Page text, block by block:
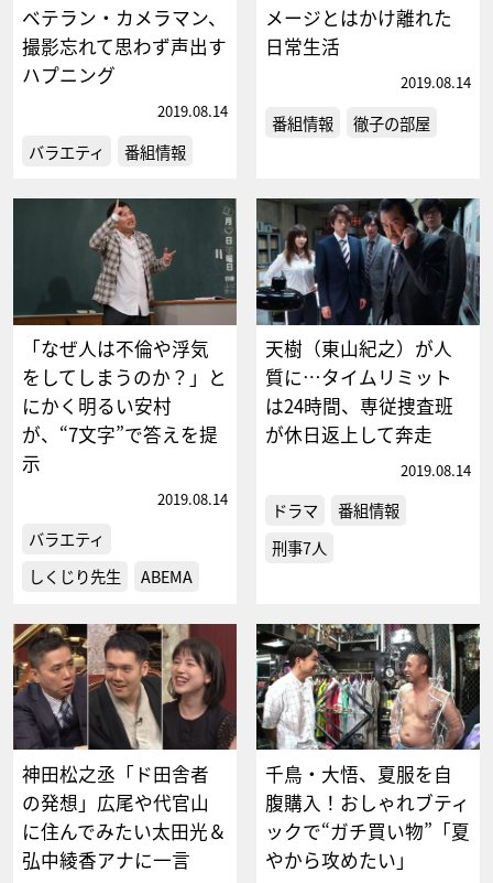
ベテラン・カメラマン、
撮影忘れて思わず声出す
ハプニング
2019.08.14
バラエティ 番組情報
メージとはかけ離れた
日常生活
2019.08.14
番組情報 徹子の部屋
「なぜ人は不倫や浮気
をしてしまうのか？」と
にかく明るい安村
が、“7文字”で答えを提
示
2019.08.14
バラエティ
しくじり先生
ABEMA
天樹（東山紀之）が人
質に…タイムリミット
は24時間、専従捜査班
が休日返上して奔走
2019.08.14
ドラマ
番組情報
刑事7人
神田松之丞「ド田舎者
の発想」広尾や代官山
に住んでみたい太田光＆
弘中綾香アナに一言
千鳥・大悟、夏服を自
腹購入！おしゃれブティ
ックで“ガチ買い物”「夏
やから攻めたい」